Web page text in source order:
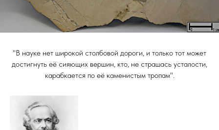
"В науке нет широкой столбовой дороги, и только тот может
достигнуть её сияющих вершин, кто, не страшась усталости,
карабкается по её каменистым тропам".